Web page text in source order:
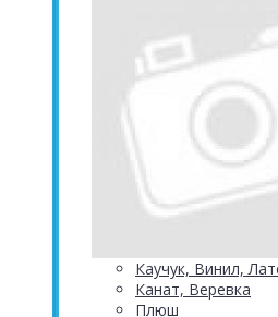
Каучук, Винил,
Канат, Веревка
Плюш